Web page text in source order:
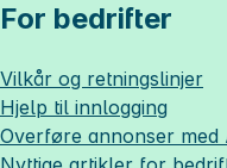
For bedrifter
Vilkår og retningslinjer
Hjelp til innlogging
Overføre annonser med